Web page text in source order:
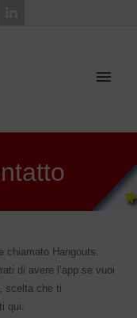
chiamato Hangouts.
di avere l’app se vuoi
scelta che ti
qui: